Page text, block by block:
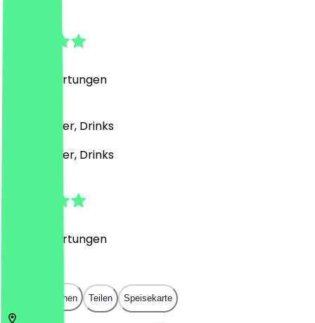
Bewertungen
Café, Burger, Drinks
Café, Burger, Drinks
Bewertungen
In App öffnen Teilen Speisekarte